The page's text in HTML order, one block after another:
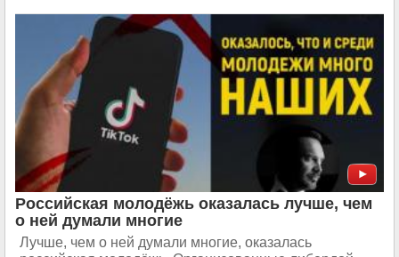
Российская молодёжь оказалась лучше, чем
о ней думали многие
Лучше, чем о ней думали многие, оказалась